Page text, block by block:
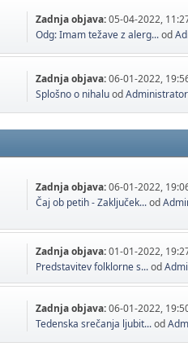
Zadnja objava:05-04-2022,
Odg: Imam težave z alerg...od
Zadnja objava:06-01-2022,
Splošno o nihaluodAdministrator
Zadnja objava:06-01-2022,
Čaj ob petih - Zaključek...od
Zadnja objava:01-01-2022,
Predstavitev folklorne s...od
Zadnja objava:06-01-2022,
Tedenska srečanja ljubit...od